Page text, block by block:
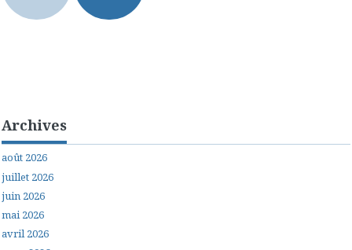
Archives
août 2026
juillet 2026
juin 2026
mai 2026
avril 2026